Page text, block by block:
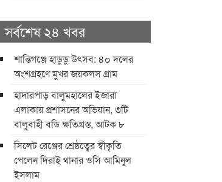
সর্বশেষ ২৪ খবর
শান্তিগঞ্জে হাডুডু উৎসব: ৪০ দলের
অংশগ্রহণে মুখর জয়কলস গ্রাম
হাদারপাড় বালুমহালের ইজারা
এলাকায় প্রশাসনের অভিযান, ৩টি
বালুবাহী বডি ক্ষতিগ্রস্ত, আটক ৮
সিলেট রেঞ্জের শ্রেষ্ঠত্বের স্বীকৃতি
পেলেন দিরাই থানার ওসি আমিনুল
ইসলাম